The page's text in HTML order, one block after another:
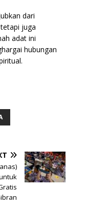
dari
juga
adat ini
hubungan